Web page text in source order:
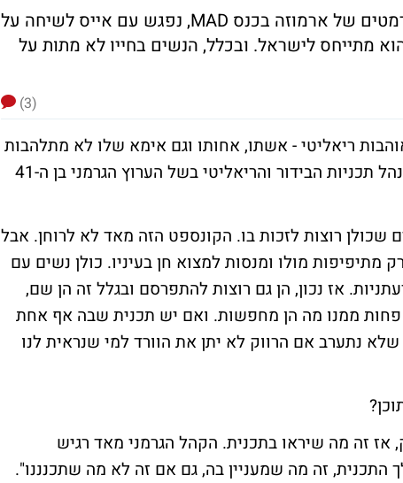
מרקוס קוטנר, שהגיע לשפוט בתחרות הפורמטים של ארמוזה בכנס MAD, נפגש עם אייס לשיחה על
מתייחס לישראל. ובכלל, הנשים בחייו לא מתות על
(3)
ריאליטי - אשתו, אחותו וגם אימא שלו לא מתלהבות
בכלל מהז'אנר שקוטנר אחראי עליו ב-RTL. מנהל תכניות הבידור והריאליטי בשל הערוץ הגרמני בן ה-41
שכולן רוצות לזכות בו. הקונספט הזה מאד לא לרוחן. אבל
מתיפיפות מולו ומנסות למצוא חן בעיניו. כולן נשים עם
אז נכון, הן גם רוצות להתפרסם ובגלל זה הן שם,
ממנו מה הן מחפשות. ואם יש תכנית שבה אף אחת
נתערב אם הרווק לא יתן את הוורד למי שנראית לנו
אז זה מה שיראו בתכנית. הקהל הגרמני מאד רגיש
התכנית, זה מה שמעניין בה, גם אם זה לא מה שתכנננו".